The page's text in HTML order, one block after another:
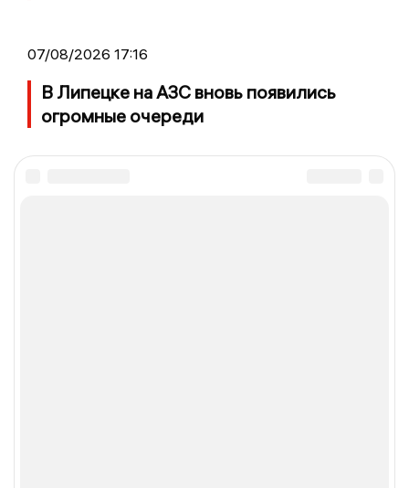
07/08/2026 17:16
В Липецке на АЗС вновь появились
огромные очереди